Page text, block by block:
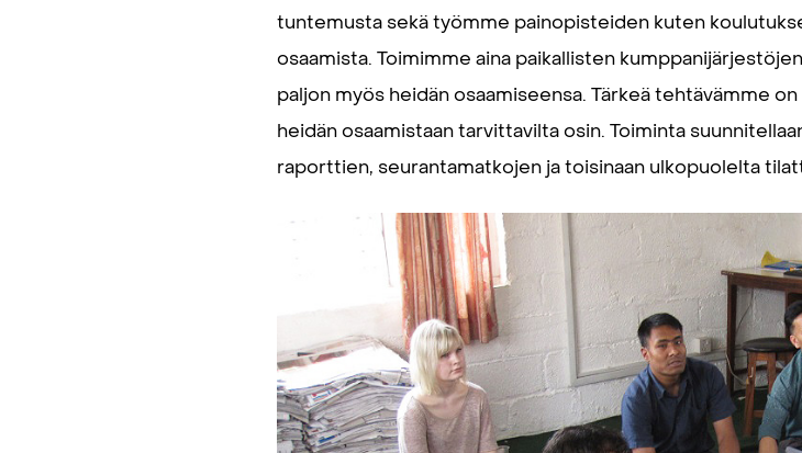
tuntemusta sekä työmme painopisteiden kuten
osaamista. Toimimme aina paikallisten
paljon myös heidän osaamiseensa. Tärkeä tehtävämme
heidän osaamistaan tarvittavilta osin. Toiminta
raporttien, seurantamatkojen ja toisinaan ulkopuolelta